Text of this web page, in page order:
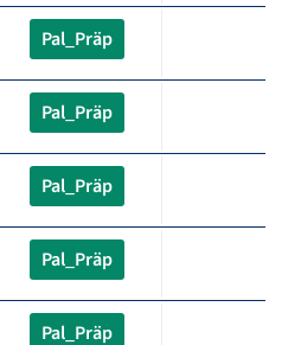
Pal_Präp
Pal_Präp
Pal_Präp
Pal_Präp
Pal_Präp